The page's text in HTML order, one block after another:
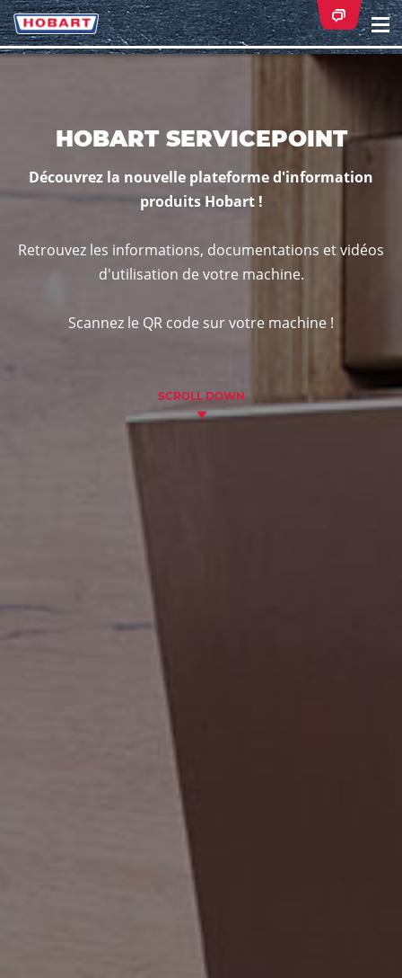
HOBART SERVICEPOINT
Découvrez la nouvelle plateforme d'information
produits Hobart !
Retrouvez les informations, documentations et vidéos
d'utilisation de votre machine.
Scannez le QR code sur votre machine !
SCROLL DOWN